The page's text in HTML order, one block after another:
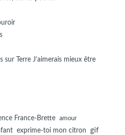
sur Terre J’aimerais mieux être
France-Brette amour
exprime-toi mon citron
gif